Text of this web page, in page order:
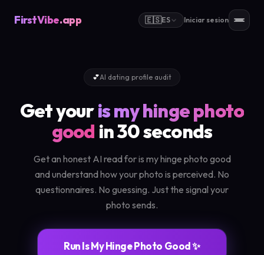
FirstVibe.app 🇪🇸ES Iniciar sesion
💕AI dating profile audit
Get youris my hinge photo
good in 30 seconds
Get an honest AI read for is my hinge photo good
and understand how your photo is perceived. No
questionnaires. No guessing. Just the signal your
photo sends.
Run Is My Hinge Photo Good ✨